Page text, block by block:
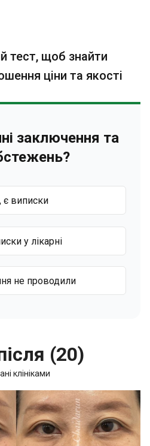
тест, щоб знайти
ціни та якості
заключення та
є виписки
у лікарні
не проводили
(20)
клініками